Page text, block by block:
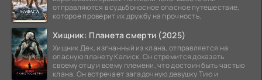
отправляются в судьбоносное опасное путешествие,
которое проверит их дружбу на прочность.
Хищник: Планета смерти (2025)
Хищник Дек, изгнанный из клана, отправляется на
опасную планету Калиск. Он стремится доказать
своему отцу и всему племени, что достоин быть частью
клана. Он встречает загадочную девушку Тию и